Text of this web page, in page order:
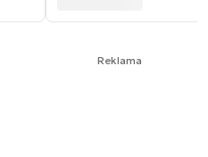
Reklama